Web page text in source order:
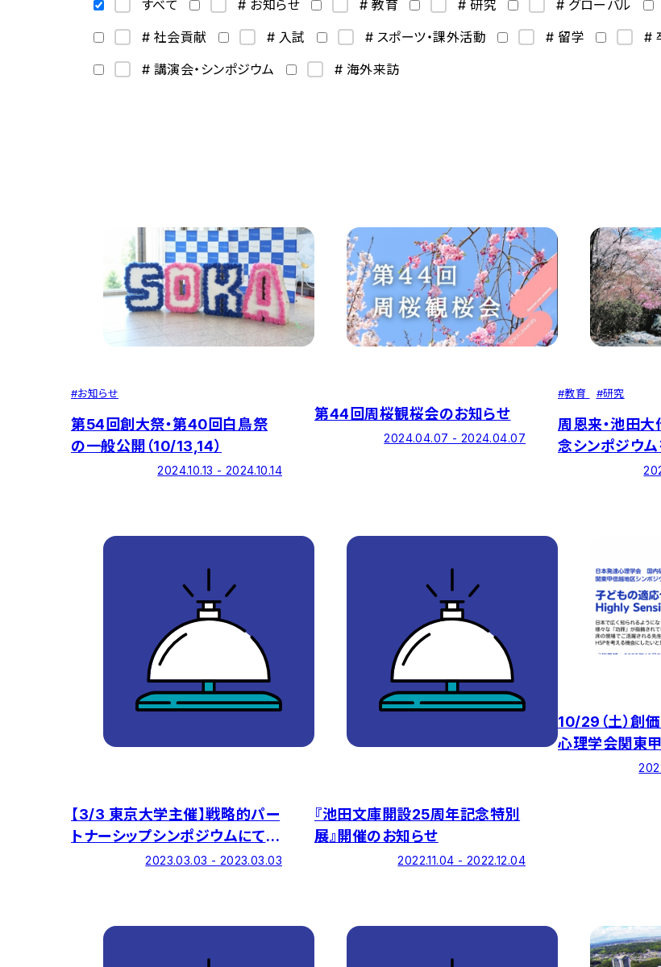
すべて # お知らせ # 教育 # 研究 # グローバル
# 社会貢献
# 入試 # スポーツ・課外活動 # 留学 #
# 講演会・シンポジウム
# 海外来訪
#お知らせ
第54回創大祭・第40回白鳥祭
の一般公開（10/13,14）
2024.10.13 - 2024.10.14
第44回周桜観桜会のお知らせ
2024.04.07 - 2024.04.07
#教育 #研究
周恩来・池田
念シンポジウ
【3/3 東京大学主催】戦略的パー
トナーシップシンポジウムにて本
学が事例紹介します2023.03.03 - 2023.03.03
『池田文庫開設25周年記念特別
展』開催のお知らせ
2022.11.04 - 2022.12.04
10/29（土）創
心理学会関東
ジウムが開催